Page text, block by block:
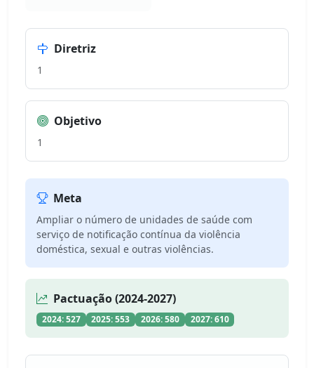
Diretriz
1
Objetivo
1
Meta
Ampliar o número de unidades de saúde com
serviço de notificação contínua da violência
doméstica, sexual e outras violências.
Pactuação (2024-2027)
2024: 527 2025: 553 2026: 580 2027: 610